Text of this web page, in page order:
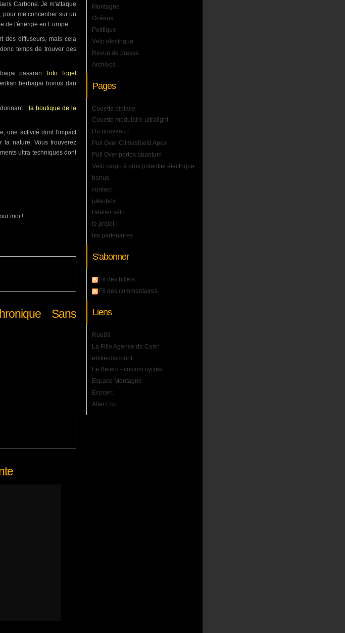
Carbone. Je m'attaque
pour me concentrer sur un
de l'énergie en Europe.
des diffuseurs, mais cela
temps de trouver des
pasaran Toto Togel
berbagai bonus dan
: la boutique de la
une activité dont l'impact
la nature. Vous trouverez
ultra techniques dont
moi !
Sans
Montagne
Océans
Politique
Vélo électrique
Revue de presse
Archives
Pages
Couette biplace
Couette modulaire ultralight
Du nouveau !
Pull Over Climashield Apex
Pull Over pertex quantum
Vélo cargo à gros potentiel électrique
bonus
contact
juke-box
l'atelier vélo
le projet
les partenaires
S'abonner
Fil des billets
Fil des commentaires
Liens
Rue89
La Fille Agence de Com'
ebike-discount
Le Batard - custom cycles
Espace Montagne
Ecocert
Alter Eco